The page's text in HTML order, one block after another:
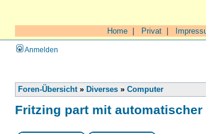
Home Privat
Anmelden
Foren-Übersicht» Diverses » Computer
Fritzing part mit